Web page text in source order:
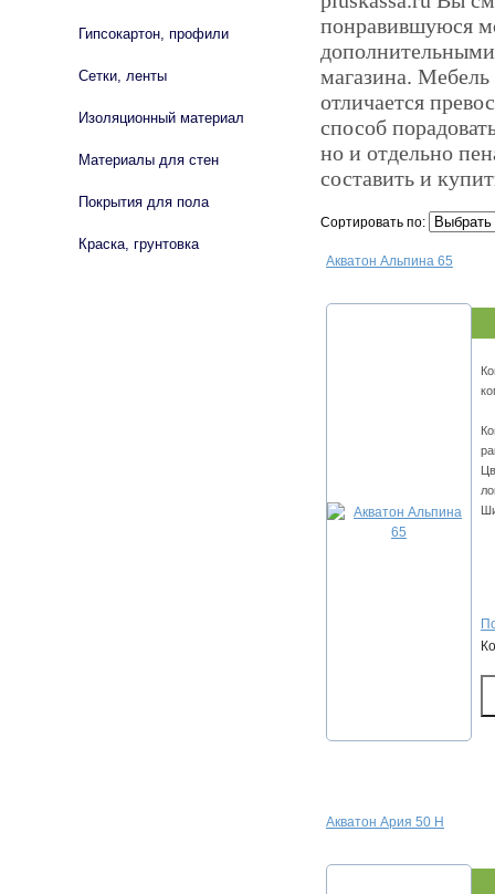
понравившуюся
магазина.
отличается
способ
но и отдельно
составить и
Сортировать по:
Акватон Альпина 65
Акватон Ария 50 Н
Гипсокартон, профили
Сетки, ленты
Изоляционный материал
Материалы для стен
Покрытия для пола
Краска, грунтовка